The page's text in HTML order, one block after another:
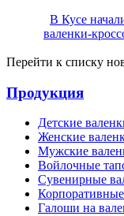
В Кусе
валенки-
Перейти к списку
Продукция
Детские
Женские
Мужские
Войлочные
Сувенирные
Галоши на